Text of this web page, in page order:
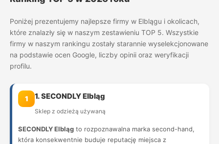
Poniżej prezentujemy najlepsze firmy w Elblągu i okolicach,
które znalazły się w naszym zestawieniu TOP 5. Wszystkie
firmy w naszym rankingu zostały starannie wyselekcjonowane
na podstawie ocen Google, liczby opinii oraz weryfikacji
profilu.
1 1. SECONDLY Elbląg
Sklep z odzieżą używaną
SECONDLY Elbląg to rozpoznawalna marka second-hand,
która konsekwentnie buduje reputację miejsca z